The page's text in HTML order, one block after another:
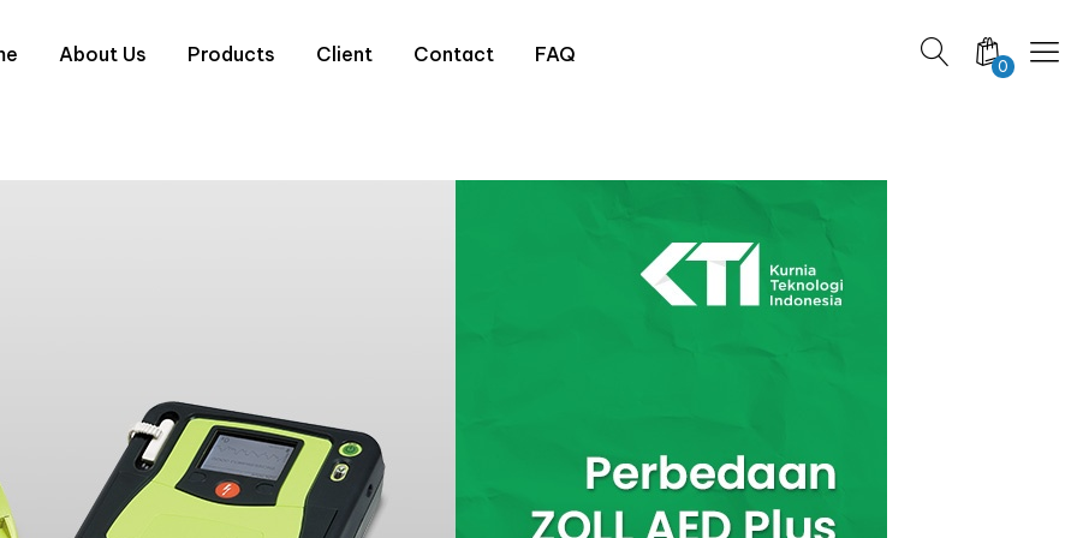
About Us Products Client Contact FAQ 0